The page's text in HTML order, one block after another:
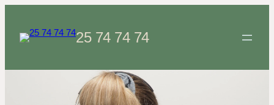
indhold
25 74 74 74